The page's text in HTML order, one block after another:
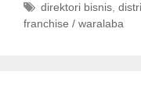
a
t
T
a
direktori bisnis,
franchise / waralaba